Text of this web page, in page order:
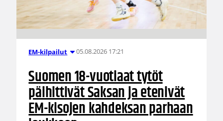
EM-kilpailut 05.08.2026 17:21
Suomen 18-vuotiaat tytöt
päihittivät Saksan ja etenivät
EM-kisojen kahdeksan parhaan